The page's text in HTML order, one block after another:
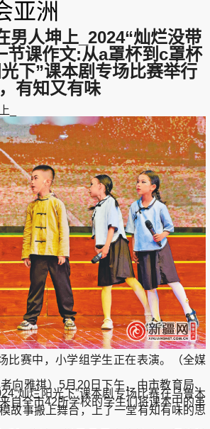
亚洲
男人坤上_2024“灿烂没带
节课作文:从a罩杯到c罩杯
下”课本剧专场比赛举行
有知又有味
_
比赛中，小学组学生正在表演。（全媒
向雅祺）5月20日下午，由市教育局、
灿烂阳光下”课本剧专场比赛在乌鲁木
自全市42所学校的学生们将课本中的革
故事搬上舞台，上了一堂有知有味的思